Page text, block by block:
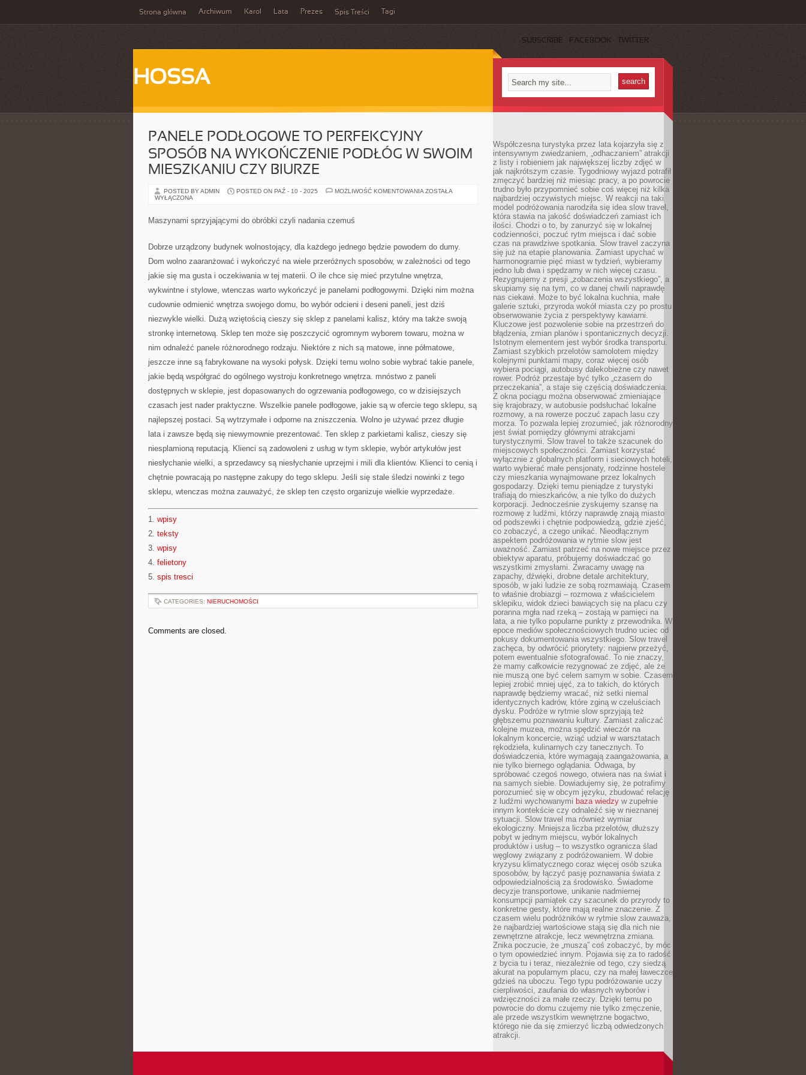
Strona główna Archiwum Karol Lata Prezes Spis Treści Tagi
SUBSCRIBE FACEBOOK TWITTER
HOSSA
PANELE PODŁOGOWE TO PERFEKCYJNY
SPOSÓB NA WYKOŃCZENIE PODŁÓG W SWOIM
MIESZKANIU CZY BIURZE
POSTED BY ADMIN POSTED ON PAŹ - 10 - 2025 MOŻLIWOŚĆ KOMENTOWANIA PANELE
SWOIM
CZY
ZOSTAŁA
WYŁĄCZONA
Maszynami sprzyjającymi do obróbki czyli nadania czemuś
Dobrze urządzony budynek wolnostojący, dla każdego jednego będzie powodem do dumy.
Dom wolno zaaranżować i wykończyć na wiele przeróżnych sposobów, w zależności od tego
jakie się ma gusta i oczekiwania w tej materii. O ile chce się mieć przytulne wnętrza,
wykwintne i stylowe, wtenczas warto wykończyć je panelami podłogowymi. Dzięki nim można
cudownie odmienić wnętrza swojego domu, bo wybór odcieni i deseni paneli, jest dziś
niezwykle wielki. Dużą wziętością cieszy się sklep z panelami kalisz, który ma także swoją
stronkę internetową. Sklep ten może się poszczycić ogromnym wyborem towaru, można w
nim odnaleźć panele różnorodnego rodzaju. Niektóre z nich są matowe, inne półmatowe,
jeszcze inne są fabrykowane na wysoki połysk. Dzięki temu wolno sobie wybrać takie panele,
jakie będą współgrać do ogólnego wystroju konkretnego wnętrza. mnóstwo z paneli
dostępnych w sklepie, jest dopasowanych do ogrzewania podłogowego, co w dzisiejszych
czasach jest nader praktyczne. Wszelkie panele podłogowe, jakie są w ofercie tego sklepu, są
najlepszej postaci. Są wytrzymałe i odporne na zniszczenia. Wolno je używać przez długie
lata i zawsze będą się niewymownie prezentować. Ten sklep z parkietami kalisz, cieszy się
niesplamioną reputacją. Klienci są zadowoleni z usług w tym sklepie, wybór artykułów jest
niesłychanie wielki, a sprzedawcy są niesłychanie uprzejmi i mili dla klientów. Klienci to cenią i
chętnie powracają po następne zakupy do tego sklepu. Jeśli się stale śledzi nowinki z tego
sklepu, wtenczas można zauważyć, że sklep ten często organizuje wielkie wyprzedaże.
1. wpisy
2. teksty
3. wpisy
4. felietony
5. spis tresci
CATEGORIES: NIERUCHOMOŚCI
Comments are closed.
Współczesna turystyka przez lata kojarzyła się z
intensywnym zwiedzaniem, „odhaczaniem” atrakcji
z listy i robieniem jak największej liczby zdjęć w
jak najkrótszym czasie. Tygodniowy wyjazd potrafił
zmęczyć bardziej niż miesiąc pracy, a po powrocie
trudno było przypomnieć sobie coś więcej niż kilka
najbardziej oczywistych miejsc. W reakcji na taki
model podróżowania narodziła się idea slow travel,
która stawia na jakość doświadczeń zamiast ich
ilości. Chodzi o to, by zanurzyć się w lokalnej
codzienności, poczuć rytm miejsca i dać sobie
czas na prawdziwe spotkania. Slow travel zaczyna
się już na etapie planowania. Zamiast upychać w
harmonogramie pięć miast w tydzień, wybieramy
jedno lub dwa i spędzamy w nich więcej czasu.
Rezygnujemy z presji „zobaczenia wszystkiego”, a
skupiamy się na tym, co w danej chwili naprawdę
nas ciekawi. Może to być lokalna kuchnia, małe
galerie sztuki, przyroda wokół miasta czy po prostu
obserwowanie życia z perspektywy kawiarni.
Kluczowe jest pozwolenie sobie na przestrzeń do
błądzenia, zmian planów i spontanicznych decyzji.
Istotnym elementem jest wybór środka transportu.
Zamiast szybkich przelotów samolotem między
kolejnymi punktami mapy, coraz więcej osób
wybiera pociągi, autobusy dalekobieżne czy nawet
rower. Podróż przestaje być tylko „czasem do
przeczekania”, a staje się częścią doświadczenia.
Z okna pociągu można obserwować zmieniające
się krajobrazy, w autobusie podsłuchać lokalne
rozmowy, a na rowerze poczuć zapach lasu czy
morza. To pozwala lepiej zrozumieć, jak różnorodny
jest świat pomiędzy głównymi atrakcjami
turystycznymi. Slow travel to także szacunek do
miejscowych społeczności. Zamiast korzystać
wyłącznie z globalnych platform i sieciowych hoteli,
warto wybierać małe pensjonaty, rodzinne hostele
czy mieszkania wynajmowane przez lokalnych
gospodarzy. Dzięki temu pieniądze z turystyki
trafiają do mieszkańców, a nie tylko do dużych
korporacji. Jednocześnie zyskujemy szansę na
rozmowę z ludźmi, którzy naprawdę znają miasto
od podszewki i chętnie podpowiedzą, gdzie zjeść,
co zobaczyć, a czego unikać. Nieodłącznym
aspektem podróżowania w rytmie slow jest
uważność. Zamiast patrzeć na nowe miejsce przez
obiektyw aparatu, próbujemy doświadczać go
wszystkimi zmysłami. Zwracamy uwagę na
zapachy, dźwięki, drobne detale architektury,
sposób, w jaki ludzie ze sobą rozmawiają. Czasem
to właśnie drobiazgi – rozmowa z właścicielem
sklepiku, widok dzieci bawiących się na placu czy
poranna mgła nad rzeką – zostają w pamięci na
lata, a nie tylko popularne punkty z przewodnika. W
epoce mediów społecznościowych trudno uciec od
pokusy dokumentowania wszystkiego. Slow travel
zachęca, by odwrócić priorytety: najpierw przeżyć,
potem ewentualnie sfotografować. To nie znaczy,
że mamy całkowicie rezygnować ze zdjęć, ale że
nie muszą one być celem samym w sobie. Czasem
lepiej zrobić mniej ujęć, za to takich, do których
naprawdę będziemy wracać, niż setki niemal
identycznych kadrów, które zginą w czeluściach
dysku. Podróże w rytmie slow sprzyjają też
głębszemu poznawaniu kultury. Zamiast zaliczać
kolejne muzea, można spędzić wieczór na
lokalnym koncercie, wziąć udział w warsztatach
rękodzieła, kulinarnych czy tanecznych. To
doświadczenia, które wymagają zaangażowania, a
nie tylko biernego oglądania. Odwaga, by
spróbować czegoś nowego, otwiera nas na świat i
na samych siebie. Dowiadujemy się, że potrafimy
porozumieć się w obcym języku, zbudować relację
z ludźmi wychowanymi baza wiedzy w zupełnie
innym kontekście czy odnaleźć się w nieznanej
sytuacji. Slow travel ma również wymiar
ekologiczny. Mniejsza liczba przelotów, dłuższy
pobyt w jednym miejscu, wybór lokalnych
produktów i usług – to wszystko ogranicza ślad
węglowy związany z podróżowaniem. W dobie
kryzysu klimatycznego coraz więcej osób szuka
sposobów, by łączyć pasję poznawania świata z
odpowiedzialnością za środowisko. Świadome
decyzje transportowe, unikanie nadmiernej
konsumpcji pamiątek czy szacunek do przyrody to
konkretne gesty, które mają realne znaczenie. Z
czasem wielu podróżników w rytmie slow zauważa,
że najbardziej wartościowe stają się dla nich nie
zewnętrzne atrakcje, lecz wewnętrzna zmiana.
Znika poczucie, że „muszą” coś zobaczyć, by móc
o tym opowiedzieć innym. Pojawia się za to radość
z bycia tu i teraz, niezależnie od tego, czy siedzą
akurat na popularnym placu, czy na małej ławeczce
gdzieś na uboczu. Tego typu podróżowanie uczy
cierpliwości, zaufania do własnych wyborów i
wdzięczności za małe rzeczy. Dzięki temu po
powrocie do domu czujemy nie tylko zmęczenie,
ale przede wszystkim wewnętrzne bogactwo,
którego nie da się zmierzyć liczbą odwiedzonych
atrakcji.